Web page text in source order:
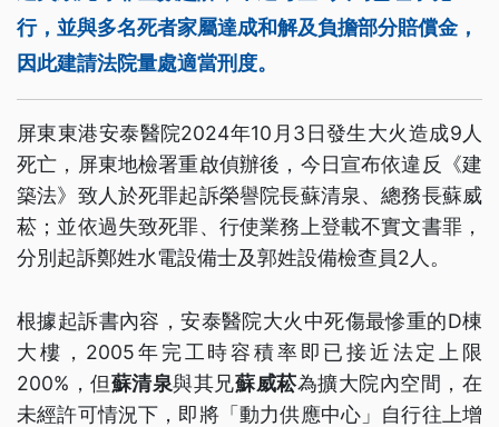
行，並與多名死者家屬達成和解及負擔部分賠償金，
因此建請法院量處適當刑度。
屏東東港安泰醫院2024年10月3日發生大火造成9人
死亡，屏東地檢署重啟偵辦後，今日宣布依違反《建
築法》致人於死罪起訴榮譽院長蘇清泉、總務長蘇威
菘；並依過失致死罪、行使業務上登載不實文書罪，
分別起訴鄭姓水電設備士及郭姓設備檢查員2人。
根據起訴書內容，安泰醫院大火中死傷最慘重的D棟
大樓，2005年完工時容積率即已接近法定上限
200%，但蘇清泉與其兄蘇威菘為擴大院內空間，在
未經許可情況下，即將「動力供應中心」自行往上增